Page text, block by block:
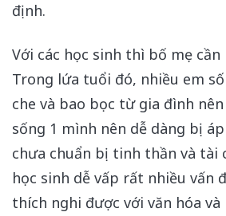
định.
Với các học sinh thì bố mẹ
Trong lứa tuổi đó, nhiều em
che và bao bọc từ gia đình
sống 1 mình nên dễ dàng bị
chưa chuẩn bị tinh thần và tài
học sinh dễ vấp rất nhiều vấn
thích nghi được với văn hóa